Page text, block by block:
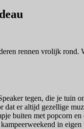
rennen vrolijk
tegen, die je tuin
er altijd gezellige
buiten met popcorn
in